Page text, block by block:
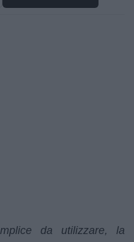
da utilizzare, la